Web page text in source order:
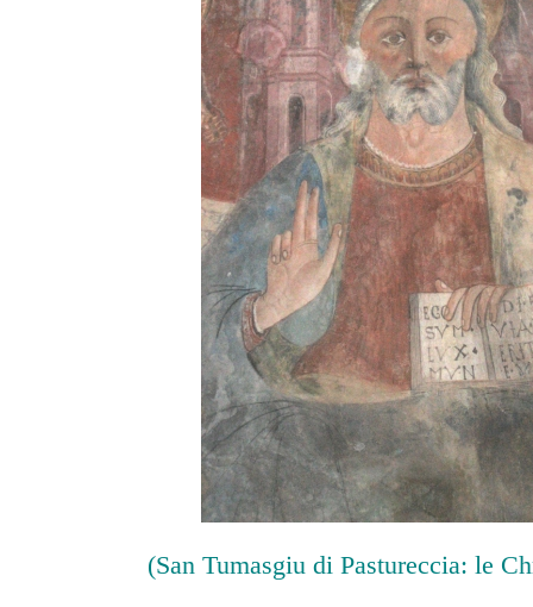
(San Tumasgiu di Pastureccia: le